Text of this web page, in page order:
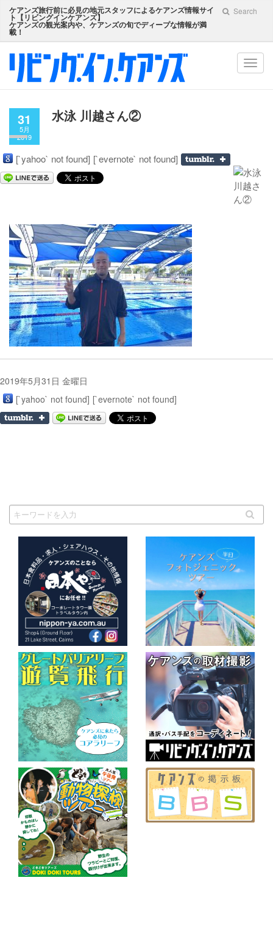
ケアンズ旅行前に必見の地元スタッフによるケアンズ情報サイ
ト【リビングインケアンズ】
ケアンズの観光案内や、ケアンズの旬でディープな情報が満
載！
Search
31
5月
2019
水泳 川越さん②
[`yahoo` not found] [`evernote` not found]
2019年5月31日 金曜日
[`yahoo` not found] [`evernote` not found]